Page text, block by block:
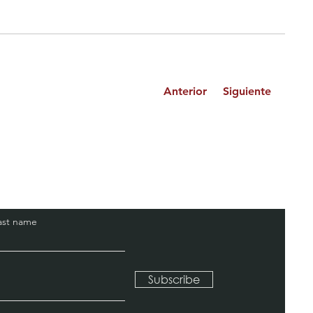
Anterior Siguiente
name
Subscribe